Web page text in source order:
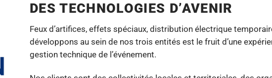
DES TECHNOLOGIES D’AVENIR
Feux d’artifices, effets spéciaux, distribution électrique
développons au sein de nos trois entités est le fruit d’une
gestion technique de l’événement.